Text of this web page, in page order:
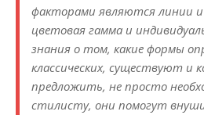
факторами являются линии
цветовая гамма и
знания о том, какие формы
классических, существуют и
предложить, не просто
стилисту, они помогут